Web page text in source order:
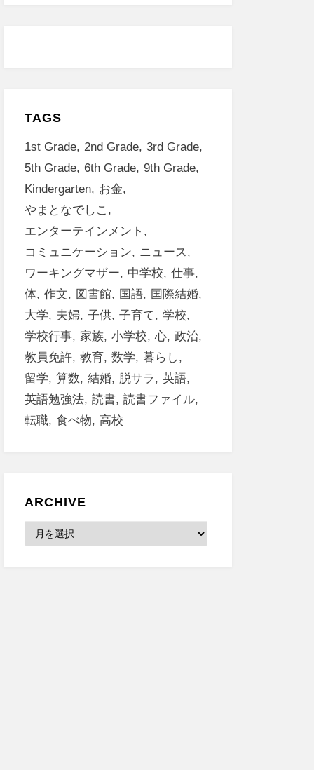
TAGS
1st Grade 2nd Grade 3rd Grade
5th Grade 6th Grade 9th Grade
Kindergarten
お金
やまとなでしこ
エンターテインメント
コミュニケーション
ニュース
ワーキングマザー
中学校
仕事
体 作文 図書館 国語
国際結婚
大学
夫婦 子供 子育て
学校
学校行事
家族 小学校 心 政治
教員免許 教育 数学
暮らし
留学
算数 結婚 脱サラ
英語
英語勉強法 読書 読書ファイル
転職 食べ物 高校
ARCHIVE
Archive